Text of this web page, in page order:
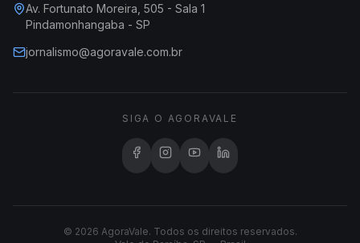
Av. Fortunato Moreira, 505 - Sala 1
Pindamonhangaba - SP
jornalismo@agoravale.com.br
SIGA O AGORAVALE
© 2026 AgoraVale. Todos os direitos reservados.